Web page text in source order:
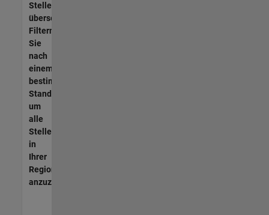
Stellen
übersetzt.
Filtern
Sie
nach
einem
bestimmten
Standort,
um
alle
Stellenangebote
in
Ihrer
Region
anzuzeigen.